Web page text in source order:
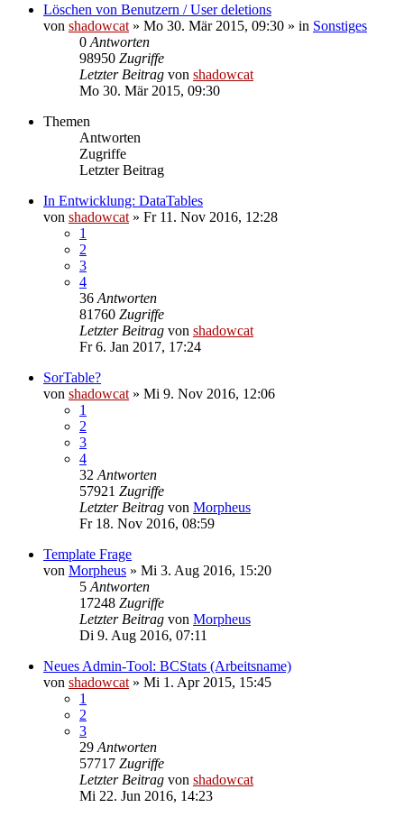
Löschen von Benutzern / User deletions
von shadowcat » Mo 30. Mär 2015, 09:30 » in Sonstiges
0 Antworten
98950 Zugriffe
Letzter Beitrag von shadowcat
Mo 30. Mär 2015, 09:30
Themen
Antworten
Zugriffe
Letzter Beitrag
In Entwicklung: DataTables
von shadowcat » Fr 11. Nov 2016, 12:28
1
2
3
4
36 Antworten
81760 Zugriffe
Letzter Beitrag von shadowcat
Fr 6. Jan 2017, 17:24
SorTable?
von shadowcat » Mi 9. Nov 2016, 12:06
1
2
3
4
32 Antworten
57921 Zugriffe
Letzter Beitrag von Morpheus
Fr 18. Nov 2016, 08:59
Template Frage
von Morpheus » Mi 3. Aug 2016, 15:20
5 Antworten
17248 Zugriffe
Letzter Beitrag von Morpheus
Di 9. Aug 2016, 07:11
Neues Admin-Tool: BCStats (Arbeitsname)
von shadowcat » Mi 1. Apr 2015, 15:45
1
2
3
29 Antworten
57717 Zugriffe
Letzter Beitrag von shadowcat
Mi 22. Jun 2016, 14:23